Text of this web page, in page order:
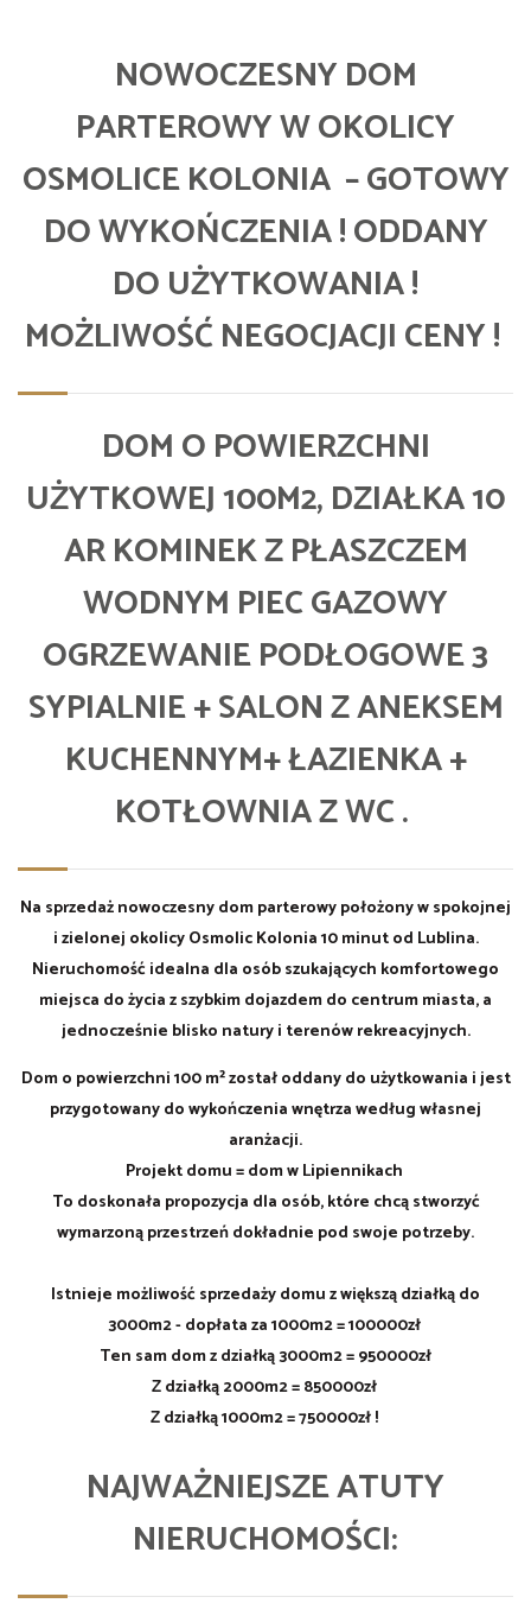
NOWOCZESNY DOM
PARTEROWY W OKOLICY
OSMOLICE KOLONIA – GOTOWY
DO WYKOŃCZENIA ! ODDANY
DO UŻYTKOWANIA !
MOŻLIWOŚĆ NEGOCJACJI CENY !
DOM O POWIERZCHNI
UŻYTKOWEJ 100M2, DZIAŁKA 10
AR KOMINEK Z PŁASZCZEM
WODNYM PIEC GAZOWY
OGRZEWANIE PODŁOGOWE 3
SYPIALNIE + SALON Z ANEKSEM
KUCHENNYM+ ŁAZIENKA +
KOTŁOWNIA Z WC .
Na sprzedaż nowoczesny dom parterowy położony w spokojnej
i zielonej okolicy Osmolic Kolonia 10 minut od Lublina.
Nieruchomość idealna dla osób szukających komfortowego
miejsca do życia z szybkim dojazdem do centrum miasta, a
jednocześnie blisko natury i terenów rekreacyjnych.
Dom o powierzchni 100 m² został oddany do użytkowania i jest
przygotowany do wykończenia wnętrza według własnej
aranżacji.
Projekt domu = dom w Lipiennikach
To doskonała propozycja dla osób, które chcą stworzyć
wymarzoną przestrzeń dokładnie pod swoje potrzeby.
Istnieje możliwość sprzedaży domu z większą działką do
3000m2 - dopłata za 1000m2 = 100000zł
Ten sam dom z działką 3000m2 = 950000zł
Z działką 2000m2 = 850000zł
Z działką 1000m2 = 750000zł !
NAJWAŻNIEJSZE ATUTY
NIERUCHOMOŚCI: